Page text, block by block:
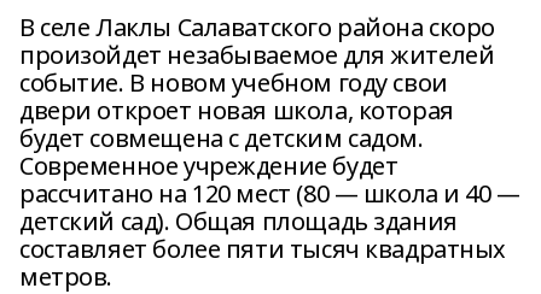
В селе Лаклы Салаватского района скоро
произойдет незабываемое для жителей
событие. В новом учебном году свои
двери откроет новая школа, которая
будет совмещена с детским садом.
Современное учреждение будет
рассчитано на 120 мест (80 — школа и 40 —
детский сад). Общая площадь здания
составляет более пяти тысяч квадратных
метров.